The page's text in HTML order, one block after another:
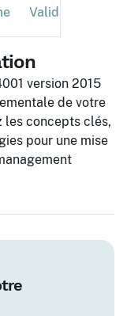
Validation
version 2015
de votre
les concepts clés,
pour une mise